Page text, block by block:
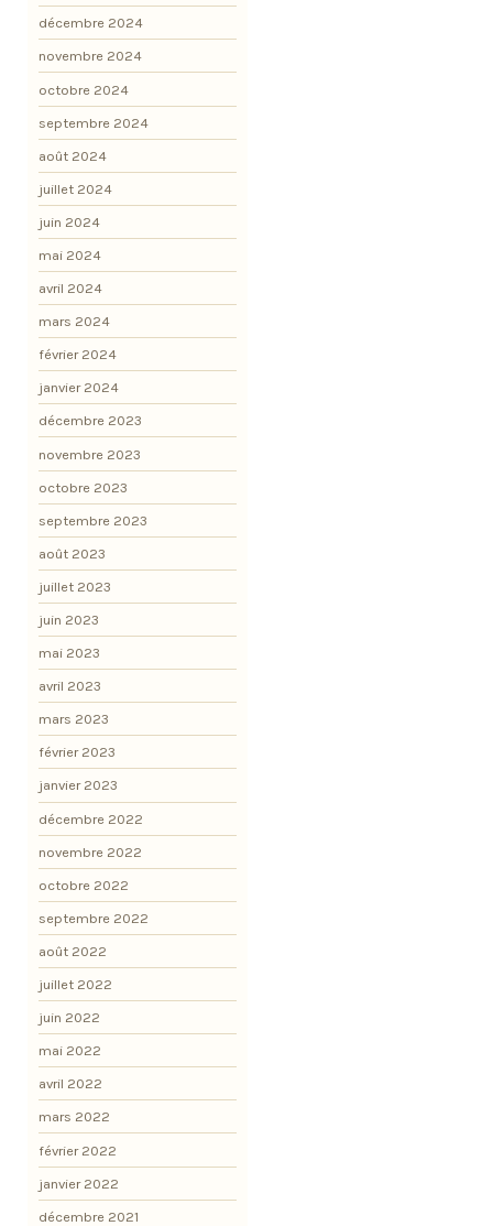
décembre 2024
novembre 2024
octobre 2024
septembre 2024
août 2024
juillet 2024
juin 2024
mai 2024
avril 2024
mars 2024
février 2024
janvier 2024
décembre 2023
novembre 2023
octobre 2023
septembre 2023
août 2023
juillet 2023
juin 2023
mai 2023
avril 2023
mars 2023
février 2023
janvier 2023
décembre 2022
novembre 2022
octobre 2022
septembre 2022
août 2022
juillet 2022
juin 2022
mai 2022
avril 2022
mars 2022
février 2022
janvier 2022
décembre 2021